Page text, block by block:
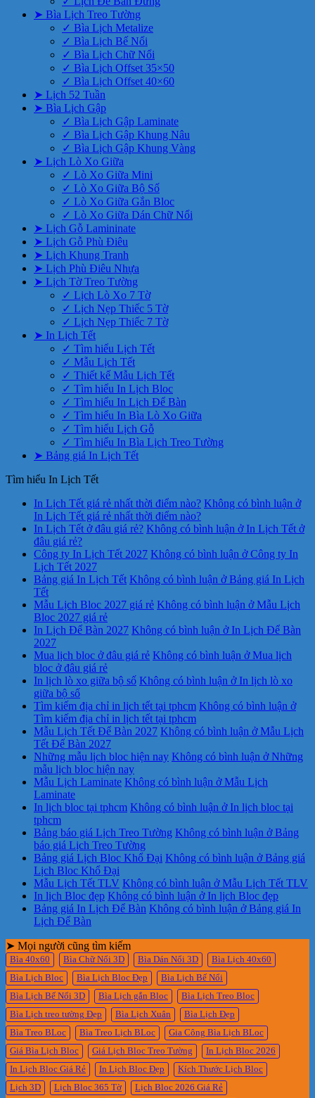
➤ Bìa Lịch Treo Tường
✓ Bìa Lịch Metalize
✓ Bìa Lịch Bế Nổi
✓ Bìa Lịch Chữ Nổi
✓ Bìa Lịch Offset 35×50
✓ Bìa Lịch Offset 40×60
➤ Lịch 52 Tuần
➤ Bìa Lịch Gập
✓ Bìa Lịch Gập Laminate
✓ Bìa Lịch Gập Khung Nâu
✓ Bìa Lịch Gập Khung Vàng
➤ Lịch Lò Xo Giữa
✓ Lò Xo Giữa Mini
✓ Lò Xo Giữa Bộ Số
✓ Lò Xo Giữa Gắn Bloc
✓ Lò Xo Giữa Dán Chữ Nổi
➤ Lịch Gỗ Lamininate
➤ Lịch Gỗ Phù Điêu
➤ Lịch Khung Tranh
➤ Lịch Phù Điêu Nhựa
➤ Lịch Tờ Treo Tường
✓ Lịch Lò Xo 7 Tờ
✓ Lịch Nẹp Thiếc 5 Tờ
✓ Lịch Nẹp Thiếc 7 Tờ
➤ In Lịch Tết
✓ Tìm hiểu Lịch Tết
✓ Mẫu Lịch Tết
✓ Thiết kế Mẫu Lịch Tết
✓ Tìm hiểu In Lịch Bloc
✓ Tìm hiểu In Lịch Để Bàn
✓ Tìm hiểu In Bìa Lò Xo Giữa
✓ Tìm hiểu Lịch Gỗ
✓ Tìm hiểu In Bìa Lịch Treo Tường
➤ Bảng giá In Lịch Tết
Tìm hiểu In Lịch Tết
In Lịch Tết giá rẻ nhất thời điểm nào? Không có bình luận ở
In Lịch Tết giá rẻ nhất thời điểm nào?
In Lịch Tết ở đâu giá rẻ? Không có bình luận ở In Lịch Tết ở
đâu giá rẻ?
Công ty In Lịch Tết 2027 Không có bình luận ở Công ty In
Lịch Tết 2027
Bảng giá In Lịch Tết Không có bình luận ở Bảng giá In Lịch
Tết
Mẫu Lịch Bloc 2027 giá rẻ Không có bình luận ở Mẫu Lịch
Bloc 2027 giá rẻ
In Lịch Để Bàn 2027 Không có bình luận ở In Lịch Để Bàn
2027
Mua lịch bloc ở đâu giá rẻ Không có bình luận ở Mua lịch
bloc ở đâu giá rẻ
In lịch lò xo giữa bộ số Không có bình luận ở In lịch lò xo
giữa bộ số
Tìm kiếm địa chỉ in lịch tết tại tphcm Không có bình luận ở
Tìm kiếm địa chỉ in lịch tết tại tphcm
Mẫu Lịch Tết Để Bàn 2027 Không có bình luận ở Mẫu Lịch
Tết Để Bàn 2027
Những mẫu lịch bloc hiện nay Không có bình luận ở Những
mẫu lịch bloc hiện nay
Mẫu Lịch Laminate Không có bình luận ở Mẫu Lịch
Laminate
In lịch bloc tại tphcm Không có bình luận ở In lịch bloc tại
tphcm
Bảng báo giá Lịch Treo Tường Không có bình luận ở Bảng
báo giá Lịch Treo Tường
Bảng giá Lịch Bloc Khổ Đại Không có bình luận ở Bảng giá
Lịch Bloc Khổ Đại
Mẫu Lịch Tết TLV Không có bình luận ở Mẫu Lịch Tết TLV
In lịch Bloc đẹp Không có bình luận ở In lịch Bloc đẹp
Bảng giá In Lịch Để Bàn Không có bình luận ở Bảng giá In
Lịch Để Bàn
➤ Mọi người cũng tìm kiếm
Bìa 40x60 Bìa Chữ Nổi 3D Bìa Dán Nổi 3D
Bìa Lịch 40x60
Bìa Lịch Bloc
Bìa Lịch Bloc Đẹp
Bìa Lịch Bế Nổi
Bìa Lịch Bế Nổi 3D
Bìa Lịch gắn Bloc
Bìa Lịch Treo Bloc
Bìa Lịch treo tường Đẹp
Bìa Lịch Xuân
Bìa Lịch Đẹp
Bìa Treo BLoc
Bìa Treo Lịch BLoc
Gia Công Bìa Lịch BLoc
Giá Bìa Lịch Bloc
Giá Lịch Bloc Treo Tường
In Lịch Bloc 2026
In Lịch Bloc Giá Rẻ
In Lịch Bloc Đẹp
Kích Thước Lịch Bloc
Lịch 3D
Lịch Bloc 365 Tờ
Lịch Bloc 2026 Giá Rẻ